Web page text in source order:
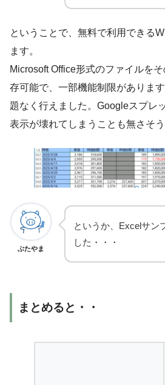
ということで、無料で利用できる
ます。
Microsoft Office形式のファイルを
存可能で、一部機能制限がありま
題なく行えました。Googleスプレ
表示が壊れてしまうことも無さそう
ぶたやま
というか、Excelサン
した・・・
まとめると・・